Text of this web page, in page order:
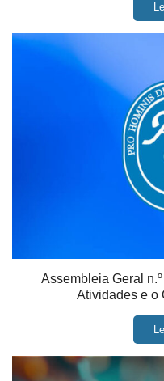
Assembleia Geral
Atividades e o